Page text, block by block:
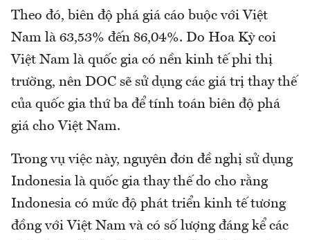
Theo đó, biên độ phá giá cáo buộc với Việt
Nam là 63,53% đến 86,04%. Do Hoa Kỳ coi
Việt Nam là quốc gia có nền kinh tế phi thị
trường, nên DOC sẽ sử dụng các giá trị thay thế
của quốc gia thứ ba để tính toán biên độ phá
giá cho Việt Nam.
Trong vụ việc này, nguyên đơn đề nghị sử dụng
Indonesia là quốc gia thay thế do cho rằng
Indonesia có mức độ phát triển kinh tế tương
đồng với Việt Nam và có số lượng đáng kể các